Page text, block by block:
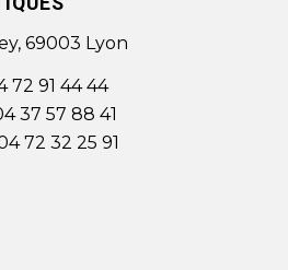
69003 Lyon
72 91 44 44
37 57 88 41
72 32 25 91